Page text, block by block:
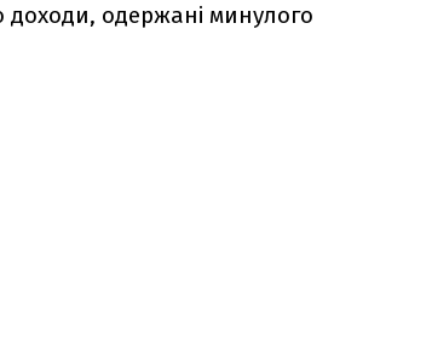
доходи, одержані минулого